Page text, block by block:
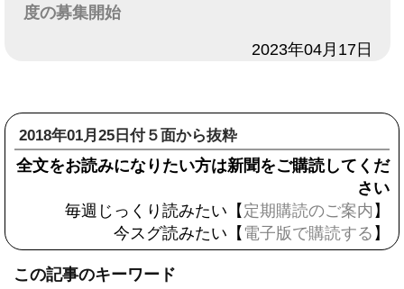
度の募集開始
2023年04月17日
2018年01月25日付５面から抜粋
全文をお読みになりたい方は新聞をご購読してくだ
さい
毎週じっくり読みたい【 定期購読のご案内 】
今スグ読みたい【 電子版で購読する 】
この記事のキーワード